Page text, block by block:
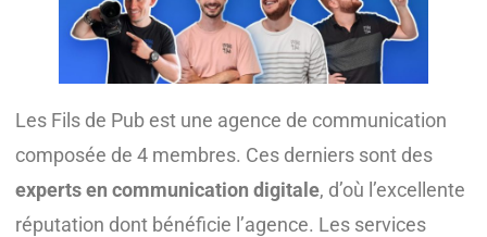
Les Fils de Pub est une agence de communication
composée de 4 membres. Ces derniers sont des
experts en communication digitale, d’où l’excellente
réputation dont bénéficie l’agence. Les services